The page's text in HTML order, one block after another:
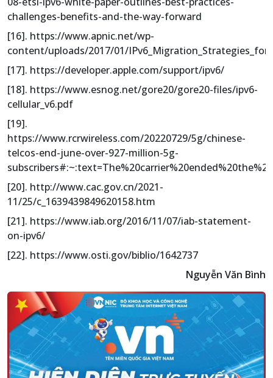
challenges-benefits-and-the-way-forward
[16]. https://www.apnic.net/wp-
content/uploads/2017/01/
[17]. https://developer.apple.com/support/ipv6/
[18]. https://www.esnog.net/gore20/gore20-files/ipv6-
cellular_v6.pdf
[19].
https://www.rcrwireless.com/20220729/5g/chinese-
telcos-end-june-over-927-million-5g-
[20]. http://www.cac.gov.cn/2021-
11/25/c_1639439849620158.htm
[21]. https://www.iab.org/2016/11/07/iab-statement-
on-ipv6/
[22]. https://www.osti.gov/biblio/1642737
Nguyễn Văn Bình